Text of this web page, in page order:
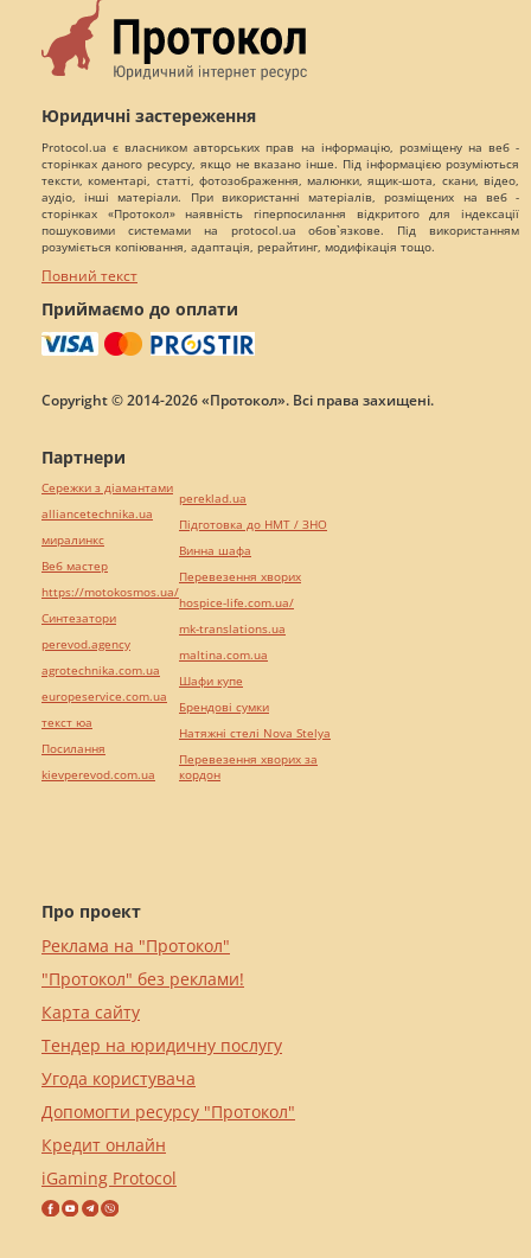
Юридичні застереження
Protocol.ua є власником авторських прав на інформацію, розміщену на веб -
сторінках даного ресурсу, якщо не вказано інше. Під інформацією розуміються
тексти, коментарі, статті, фотозображення, малюнки, ящик-шота, скани, відео,
аудіо, інші матеріали. При використанні матеріалів, розміщених на веб -
сторінках «Протокол» наявність гіперпосилання відкритого для індексації
пошуковими системами на protocol.ua обов`язкове. Під використанням
розуміється копіювання, адаптація, рерайтинг, модифікація тощо.
Повний текст
Приймаємо до оплати
Copyright © 2014-2026 «Протокол». Всі права захищені.
Про проект
Реклама на "Протокол"
"Протокол" без реклами!
Карта сайту
Тендер на юридичну послугу
Угода користувача
Допомогти ресурсу "Протокол"
Кредит онлайн
iGaming Protocol
Партнери
Сережки з діамантами
alliancetechnika.ua
миралинкс
Веб мастер
https://motokosmos.ua/
Синтезатори
perevod.agency
agrotechnika.com.ua
europeservice.com.ua
текст юа
Посилання
kievperevod.com.ua
pereklad.ua
Підготовка до НМТ / ЗНО
Винна шафа
Перевезення хворих
hospice-life.com.ua/
mk-translations.ua
maltina.com.ua
Шафи купе
Брендові сумки
Натяжні стелі Nova Stelya
Перевезення хворих за
кордон